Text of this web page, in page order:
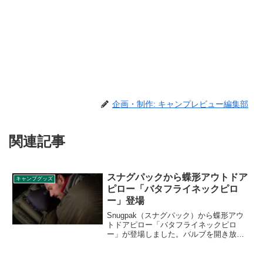
企画・制作: キャンプレビュー編集部
関連記事
キャンプグッズ
スナグパックから蝶形アウトドア
ピロー「バタフライネックピロ
ー」登場
Snugpak（スナグパック）から蝶形アウ
トドアピロー「バタフライネックピロ
ー」が登場しました。バルブを開き放置